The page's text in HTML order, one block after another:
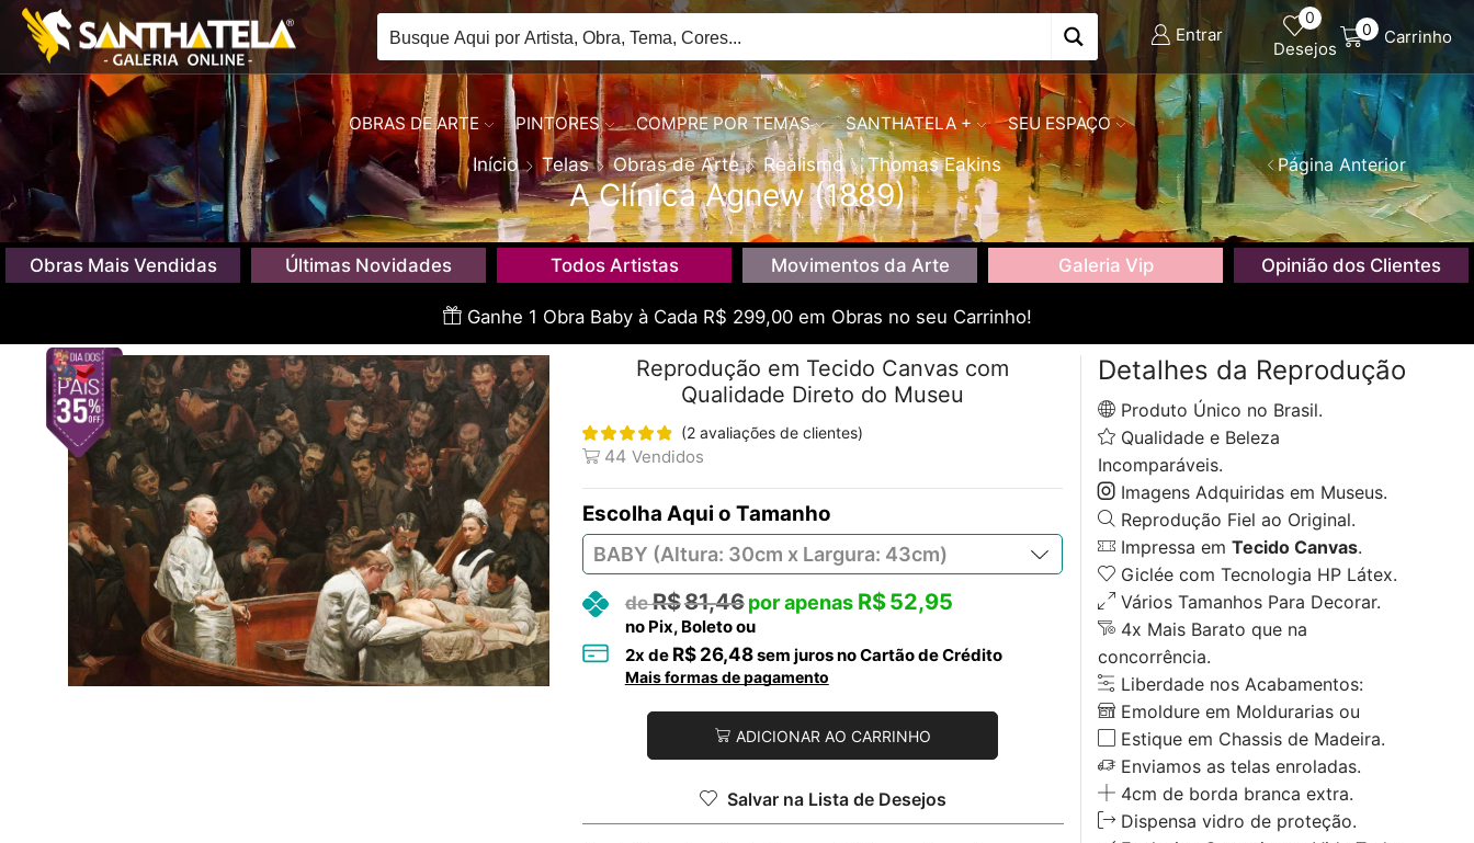
Entrar
0
Desejos
0 Carrinho
OBRAS DE ARTE PINTORES COMPRE POR TEMAS SANTHATELA + SEU ESPAÇO
Início Telas Obras de Arte Realismo Thomas Eakins
A Clínica Agnew (1889)
Página Anterior
Obras Mais Vendidas Últimas Novidades Todos Artistas Movimentos da Arte Galeria Vip Opinião dos Clientes
Ganhe 1 Obra Baby à Cada R$ 299,00 em Obras no seu Carrinho!
Reprodução em Tecido Canvas com
Qualidade Direto do Museu
(2avaliações de clientes)
44 Vendidos
Tamanho
R$81,46 R$52,95
no Pix, Boleto ou
2x de R$ 26,48sem juros no Cartão de Crédito
Mais formas de pagamento
ADICIONAR AO CARRINHO
Salvar na Lista de Desejos
Detalhes da Reprodução
Produto Único no Brasil.
Qualidade e Beleza
Incomparáveis.
Imagens Adquiridas em Museus.
Reprodução Fiel ao Original.
Impressa em Tecido Canvas.
Giclée com Tecnologia HP Látex.
Vários Tamanhos Para Decorar.
4x Mais Barato que na
concorrência.
Liberdade nos Acabamentos:
Emoldure em Moldurarias ou
Estique em Chassis de Madeira.
Enviamos as telas enroladas.
4cm de borda branca extra.
Dispensa vidro de proteção.